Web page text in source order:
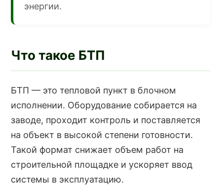
энергии.
Что такое БТП
БТП — это тепловой пункт в блочном
исполнении. Оборудование собирается на
заводе, проходит контроль и поставляется
на объект в высокой степени готовности.
Такой формат снижает объем работ на
строительной площадке и ускоряет ввод
системы в эксплуатацию.